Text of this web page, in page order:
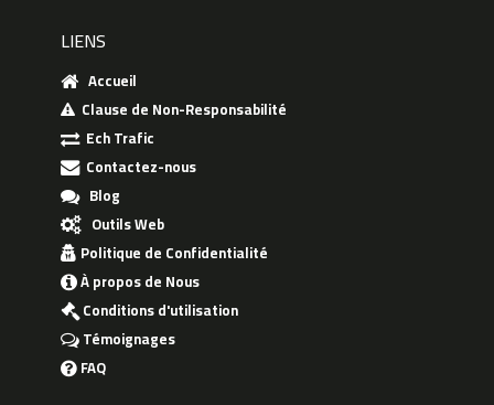
LIENS
Accueil
Clause de Non-Responsabilité
Ech Trafic
Contactez-nous
Blog
Outils Web
Politique de Confidentialité
À propos de Nous
Conditions d'utilisation
Témoignages
FAQ